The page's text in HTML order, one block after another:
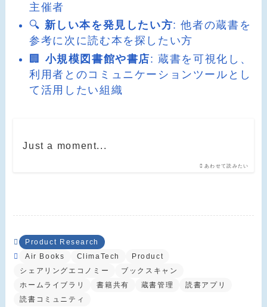
主催者
🔍 新しい本を発見したい方: 他者の蔵書を
参考に次に読む本を探したい方
🏢 小規模図書館や書店: 蔵書を可視化し、
利用者とのコミュニケーションツールとし
て活用したい組織
あわせて読みたい
Just a moment...
Product Research
Air Books
ClimaTech
Product
シェアリングエコノミー
ブックスキャン
ホームライブラリ
書籍共有 蔵書管理
読書アプリ
読書コミュニティ